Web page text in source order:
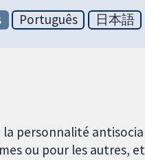
Português 日本語
personnalité
ou pour les autres,